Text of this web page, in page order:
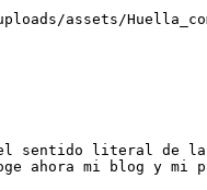
assets/
sentido literal de
ahora mi blog y mi